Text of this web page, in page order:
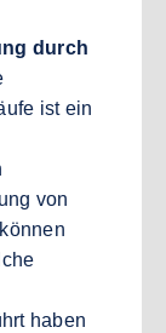
durch
ist ein
von
haben